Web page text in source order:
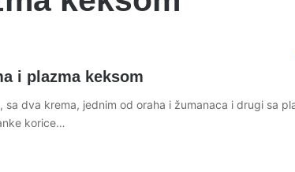
i plazma keksom
sa dva krema, jednim od oraha i žumanaca i drugi sa
korice…